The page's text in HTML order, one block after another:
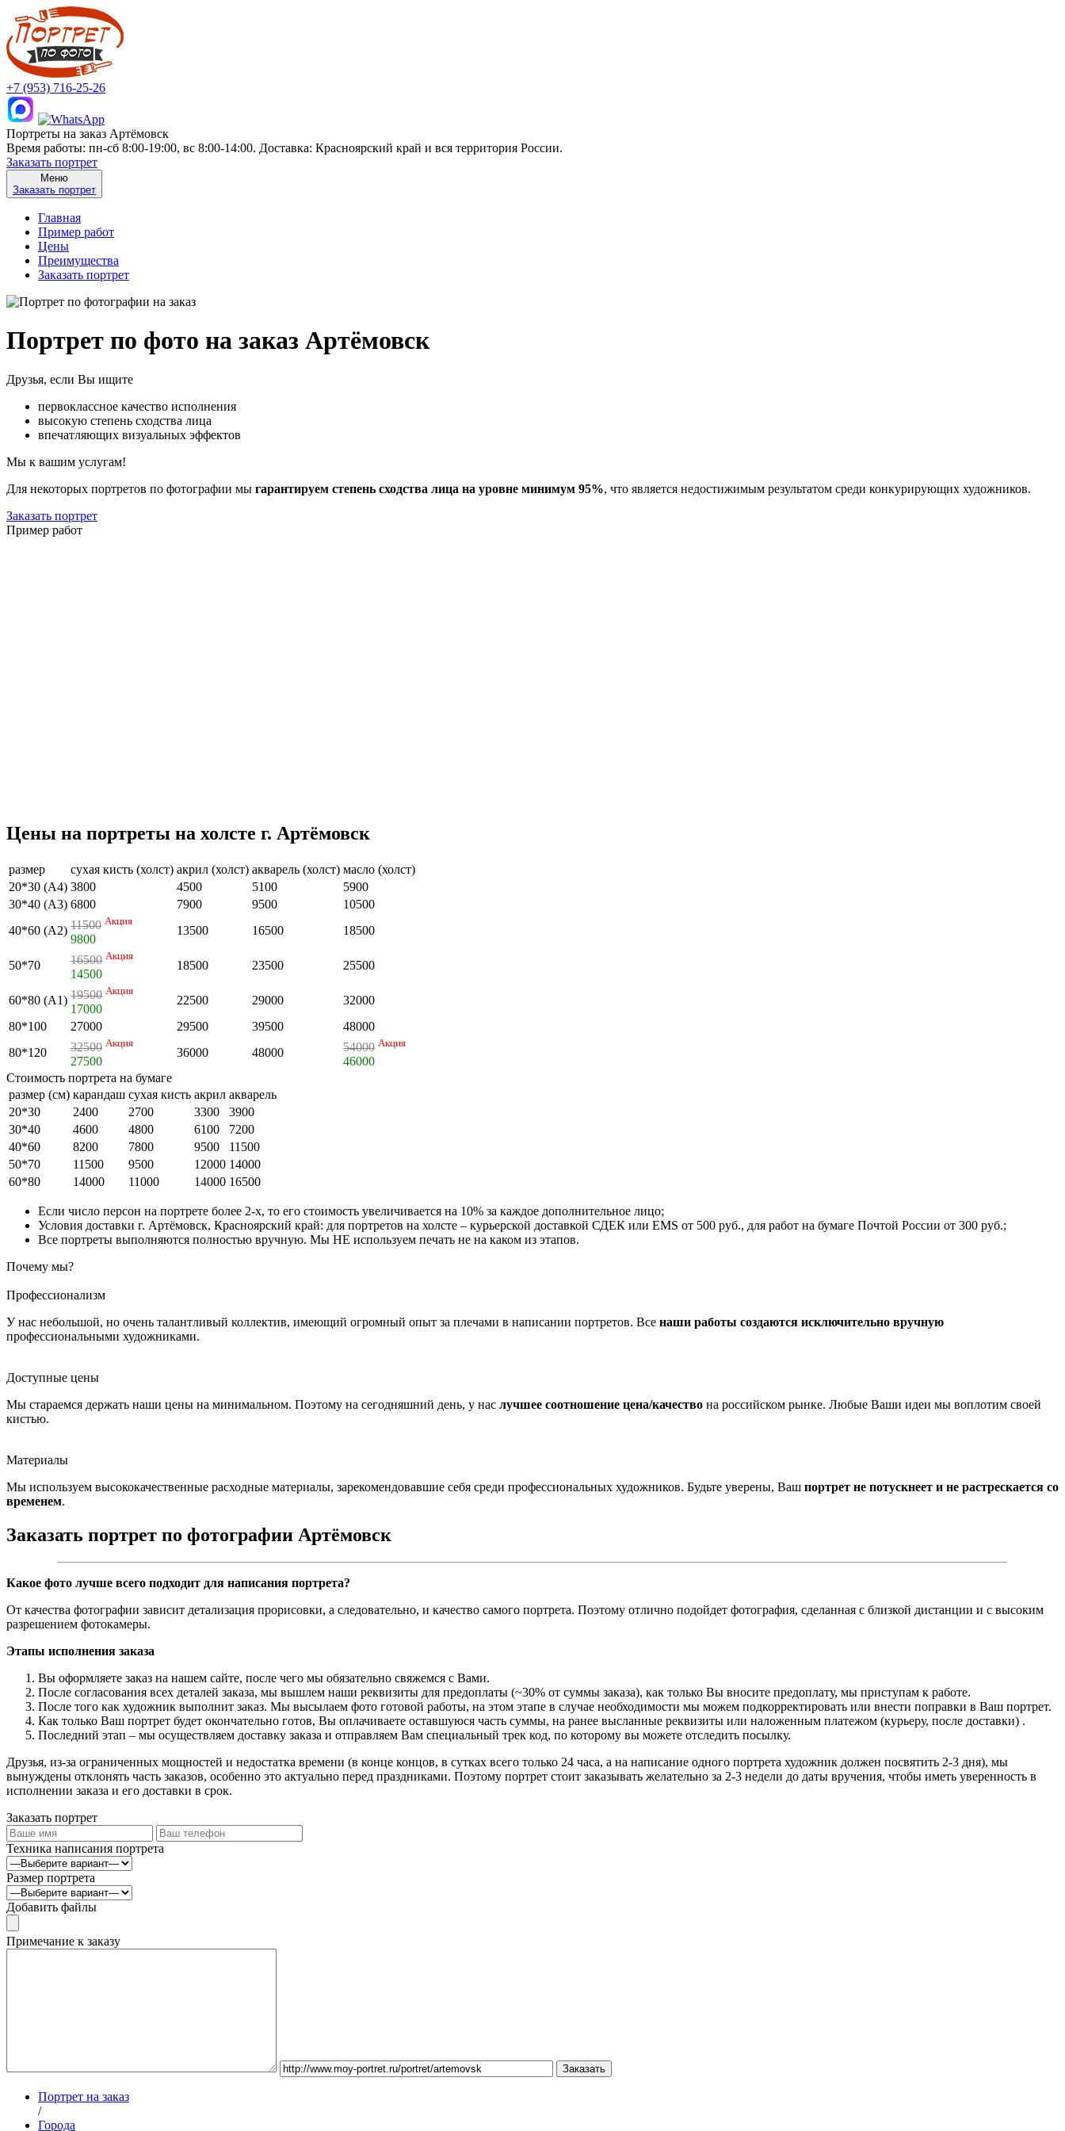
+7 (953) 716-25-26
Портреты на заказ Артёмовск
Время работы: пн-сб 8:00-19:00, вс 8:00-14:00. Доставка: Красноярский край и вся территория России.
Заказать портрет
Меню
Заказать портрет
Главная
Пример работ
Цены
Преимущества
Заказать портрет
Портрет по фото на заказ Артёмовск
Друзья, если Вы ищите
первоклассное качество исполнения
высокую степень сходства лица
впечатляющих визуальных эффектов
Мы к вашим услугам!
Для некоторых портретов по фотографии мы гарантируем степень сходства лица на уровне минимум 95%, что является недостижимым результатом среди конкурирующих художников.
Заказать портрет
Пример работ
Цены на портреты на холсте г. Артёмовск
размер сухая кисть (холст) акрил (холст) акварель (холст) масло (холст)
20*30 (А4) 3800 4500 5100
5900
30*40 (А3) 6800 7900 9500
10500
40*60 (А2) 11500 Акция
9800
13500 16500 18500
50*70 16500 Акция
14500
18500 23500 25500
60*80 (А1) 19500 Акция
17000
22500 29000
32000
80*100
27000 29500 39500
48000
80*120
32500 Акция
27500
36000 48000 54000 Акция
46000
Стоимость портрета на бумаге
размер (см) карандаш сухая кисть акрил акварель
20*30
2400 2700 3300
3900
30*40
4600 4800 6100
7200
40*60
8200 7800 9500
11500
50*70
11500 9500 12000 14000
60*80
14000 11000 14000 16500
Если число персон на портрете более 2-х, то его стоимость увеличивается на 10% за каждое дополнительное лицо;
Условия доставки г. Артёмовск, Красноярский край: для портретов на холсте – курьерской доставкой СДЕК или EMS от 500 руб., для работ на бумаге Почтой России от 300 руб.;
Все портреты выполняются полностью вручную. Мы НЕ используем печать не на каком из этапов.
Почему мы?
Профессионализм
У нас небольшой, но очень талантливый коллектив, имеющий огромный опыт за плечами в написании портретов. Все наши работы создаются исключительно вручную
профессиональными художниками.
Доступные цены
Мы стараемся держать наши цены на минимальном. Поэтому на сегодняшний день, у нас лучшее соотношение цена/качество на российском рынке. Любые Ваши идеи мы воплотим своей
кистью.
Материалы
Мы используем высококачественные расходные материалы, зарекомендовавшие себя среди профессиональных художников. Будьте уверены, Ваш портрет не потускнеет и не растрескается со
временем.
Заказать портрет по фотографии Артёмовск
Какое фото лучше всего подходит для написания портрета?
От качества фотографии зависит детализация прорисовки, а следовательно, и качество самого портрета. Поэтому отлично подойдет фотография, сделанная с близкой дистанции и с высоким
разрешением фотокамеры.
Этапы исполнения заказа
Вы оформляете заказ на нашем сайте, после чего мы обязательно свяжемся с Вами.
После согласования всех деталей заказа, мы вышлем наши реквизиты для предоплаты (~30% от суммы заказа), как только Вы вносите предоплату, мы приступам к работе.
После того как художник выполнит заказ. Мы высылаем фото готовой работы, на этом этапе в случае необходимости мы можем подкорректировать или внести поправки в Ваш портрет.
Как только Ваш портрет будет окончательно готов, Вы оплачиваете оставшуюся часть суммы, на ранее высланные реквизиты или наложенным платежом (курьеру, после доставки) .
Последний этап – мы осуществляем доставку заказа и отправляем Вам специальный трек код, по которому вы можете отследить посылку.
Друзья, из-за ограниченных мощностей и недостатка времени (в конце концов, в сутках всего только 24 часа, а на написание одного портрета художник должен посвятить 2-3 дня), мы
вынуждены отклонять часть заказов, особенно это актуально перед праздниками. Поэтому портрет стоит заказывать желательно за 2-3 недели до даты вручения, чтобы иметь уверенность в
исполнении заказа и его доставки в срок.
Заказать портрет
Техника написания портрета
Размер портрета
Добавить файлы
Примечание к заказу
Портрет на заказ
/
Города